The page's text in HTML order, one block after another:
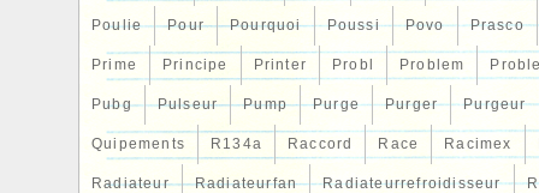
Poulie Pour Pourquoi Poussi Povo Prasco
Prime Principe Printer Probl Problem
Pubg Pulseur Pump Purge Purger Purgeur
Quipements R134a Raccord Race Racimex
Radiateur Radiateurfan Radiateurrefroidisseur